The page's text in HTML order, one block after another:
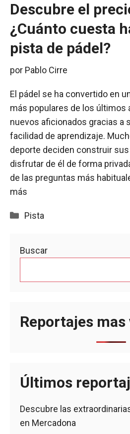
Descubre el
¿Cuánto cuesta
pista de pádel?
por Pablo Cirre
El pádel se ha convertido en
más populares de los últimos
nuevos aficionados gracias a
facilidad de aprendizaje.
deporte deciden construir
disfrutar de él de forma
de las preguntas más
más
Categorías
Pista
Buscar
Reportajes
Últimos
Descubre las
en Mercadona